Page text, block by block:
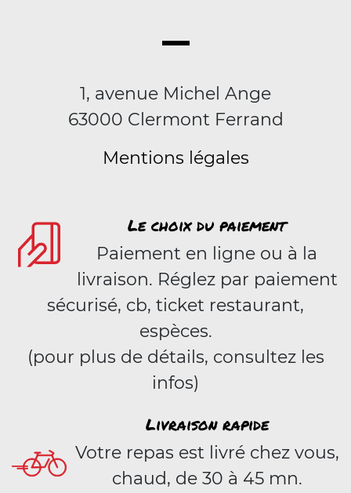
1, avenue Michel Ange
63000 Clermont Ferrand
Mentions légales
Le choix du paiement
Paiement en ligne ou à la
livraison. Réglez par paiement
sécurisé, cb, ticket restaurant,
espèces.
(pour plus de détails, consultez les
infos)
Livraison rapide
Votre repas est livré chez vous,
chaud, de 30 à 45 mn.